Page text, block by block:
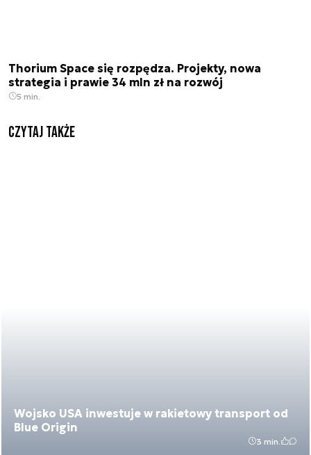
Thorium Space się rozpędza. Projekty, nowa
strategia i prawie 34 mln zł na rozwój
5 min.
Czytaj także
Wojsko USA inwestuje w rakietowy transport od
Blue Origin
3 min.